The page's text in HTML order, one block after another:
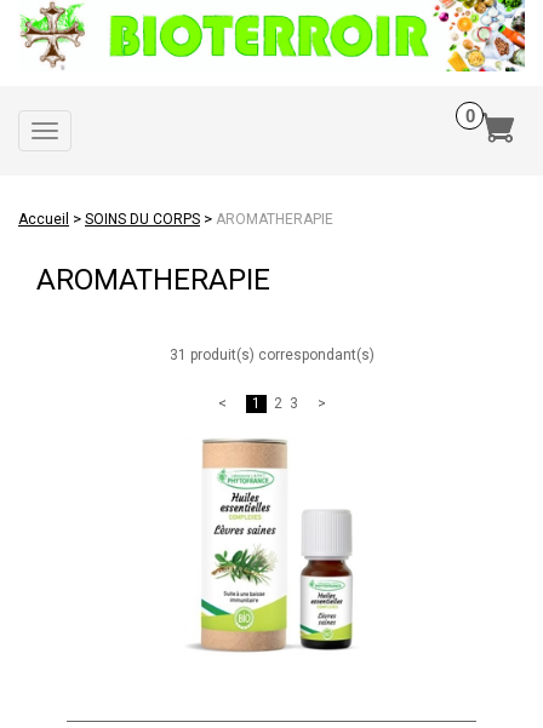
Toggle
navigation
Accueil > SOINS DU CORPS > AROMATHERAPIE
AROMATHERAPIE
31 produit(s) correspondant(s)
1 2 3